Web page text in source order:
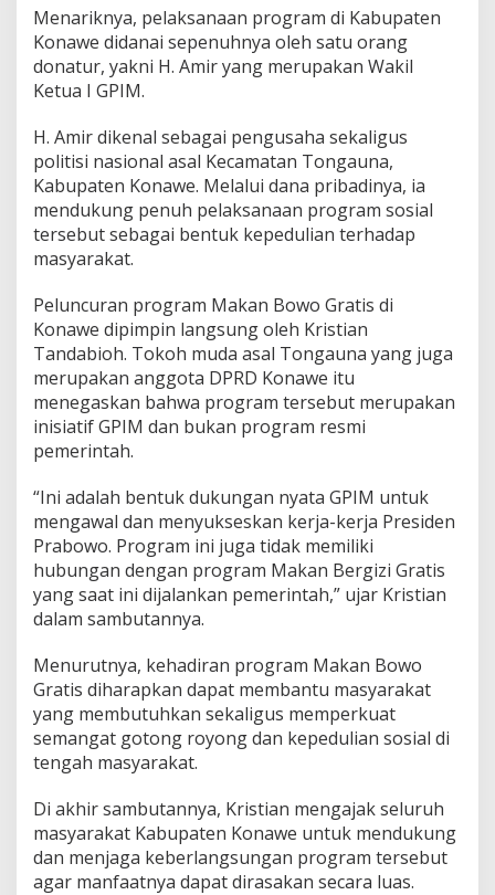
K
o
n
a
Menariknya, pelaksanaan program di Kabupaten
Konawe didanai sepenuhnya oleh satu orang
donatur, yakni H. Amir yang merupakan Wakil
Ketua I GPIM.
H. Amir dikenal sebagai pengusaha sekaligus
politisi nasional asal Kecamatan Tongauna,
Kabupaten Konawe. Melalui dana pribadinya, ia
mendukung penuh pelaksanaan program sosial
tersebut sebagai bentuk kepedulian terhadap
masyarakat.
Peluncuran program Makan Bowo Gratis di
Konawe dipimpin langsung oleh Kristian
Tandabioh. Tokoh muda asal Tongauna yang juga
merupakan anggota DPRD Konawe itu
menegaskan bahwa program tersebut merupakan
inisiatif GPIM dan bukan program resmi
pemerintah.
“Ini adalah bentuk dukungan nyata GPIM untuk
mengawal dan menyukseskan kerja-kerja Presiden
Prabowo. Program ini juga tidak memiliki
hubungan dengan program Makan Bergizi Gratis
yang saat ini dijalankan pemerintah,” ujar Kristian
dalam sambutannya.
Menurutnya, kehadiran program Makan Bowo
Gratis diharapkan dapat membantu masyarakat
yang membutuhkan sekaligus memperkuat
semangat gotong royong dan kepedulian sosial di
tengah masyarakat.
Di akhir sambutannya, Kristian mengajak seluruh
masyarakat Kabupaten Konawe untuk mendukung
dan menjaga keberlangsungan program tersebut
agar manfaatnya dapat dirasakan secara luas.